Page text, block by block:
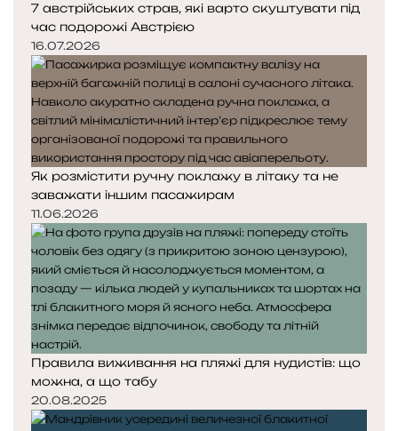
7 австрійських страв, які варто скуштувати під
час подорожі Австрією
16.07.2026
Як розмістити ручну поклажу в літаку та не
заважати іншим пасажирам
11.06.2026
Правила виживання на пляжі для нудистів: що
можна, а що табу
20.08.2025